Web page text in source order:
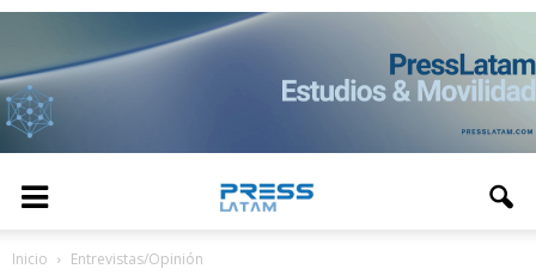
Inicio Entrevistas/Opinión